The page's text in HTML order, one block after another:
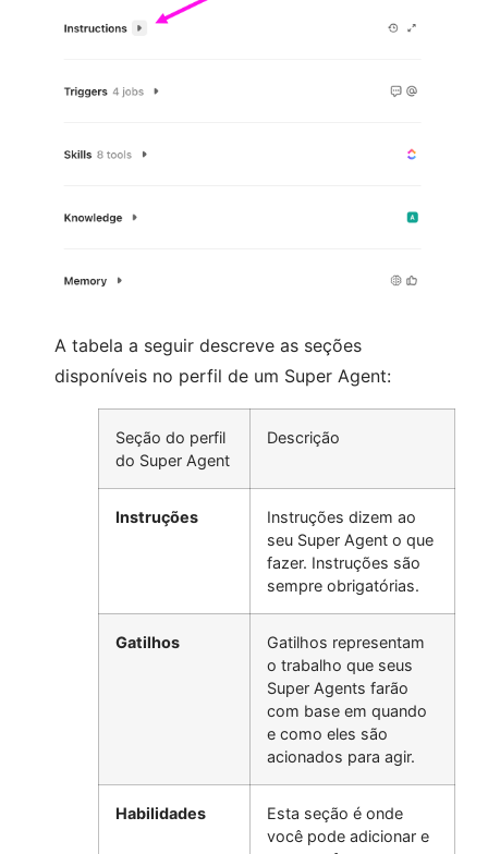
A tabela a seguir descreve as seções
disponíveis no perfil de um Super Agent:
Seção do perfil
do Super Agent
Descrição
Instruções
Instruções dizem ao
seu Super Agent o que
fazer. Instruções são
sempre obrigatórias.
Gatilhos
Gatilhos representam
o trabalho que seus
Super Agents farão
com base em quando
e como eles são
acionados para agir.
Habilidades
Esta seção é onde
você pode adicionar e